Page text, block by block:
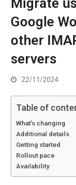
Google
other
servers
22/11/2024
Table of
What’s changing
Additional details
Getting started
Rollout pace
Availability